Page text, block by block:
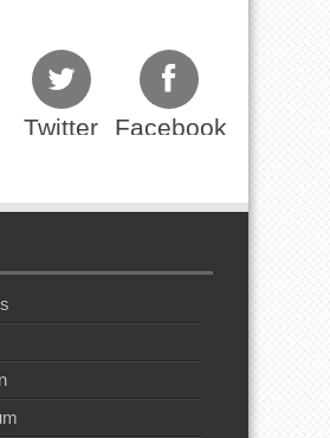
Twitter Facebook